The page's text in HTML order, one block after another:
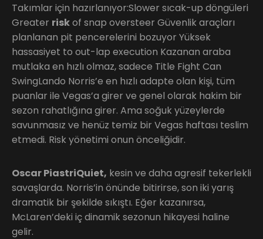
Takımlar için hazırlanıyor:Slower sıcak-up döngüleri
Greater riskof snap oversteer Güvenlik araçları
planlanan pit pencerelerini bozuyor Yüksek
hassasiyet to out-lap execution Kazanan araba
mutlaka en hızlı olmaz, sadece Title Fight Can
SwingLando Norris’e en hızlı adapte olan kişi, tüm
puanlar ile Vegas’a girer ve genel olarak hakim bir
sezon rahatlığına girer. Ama soğuk yüzeylerde
savunmasız ve henüz temiz bir Vegas haftası teslim
etmedi. Risk yönetimi onun önceliğidir.
Oscar PiastriQuiet, kesin ve daha agresif tekerlekli
savaşlarda. Norris’in önünde bitirirse, son iki yarış
dramatik bir şekilde sıkıştı. Eğer kazanırsa,
McLaren’deki iç dinamik sezonun hikayesi haline
gelir.